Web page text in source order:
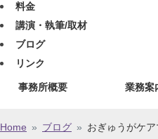
料金
講演・執筆/取材
ブログ
リンク
事務所概要 業務案
Home » ブログ » おぎゅうがケ